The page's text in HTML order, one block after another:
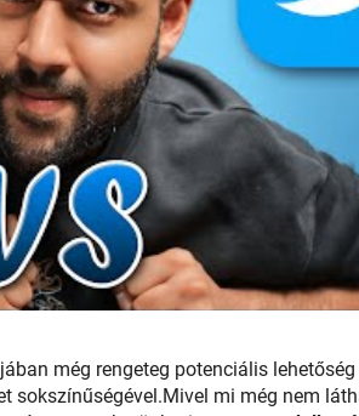
még rengeteg potenciális
sokszínűségével.Mivel mi még nem